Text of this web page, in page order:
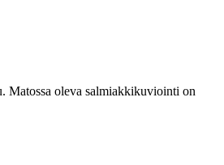
Matossa oleva salmiakkikuviointi on